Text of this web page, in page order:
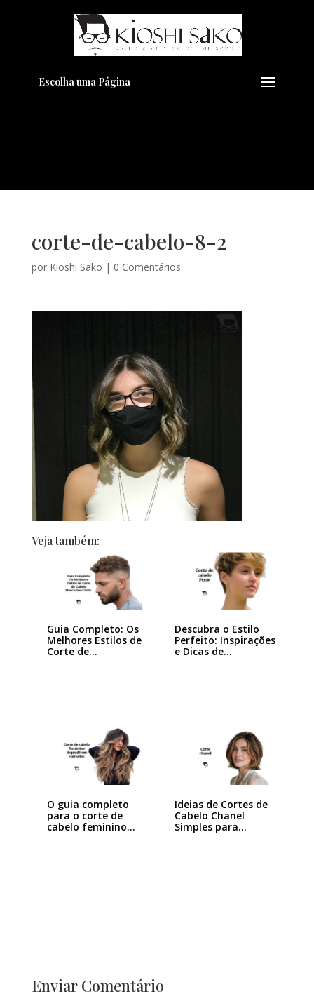
Escolha uma Página
corte-de-cabelo-8-2
por Kioshi Sako | 0 Comentários
Veja também:
Guia Completo: Os
Melhores Estilos de
Corte de…
Descubra o Estilo
Perfeito: Inspirações
e Dicas de…
O guia completo
para o corte de
cabelo feminino…
Ideias de Cortes de
Cabelo Chanel
Simples para…
Enviar Comentário
Pensando em transformar seu
Visual??